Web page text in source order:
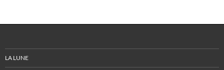
LA LUNE